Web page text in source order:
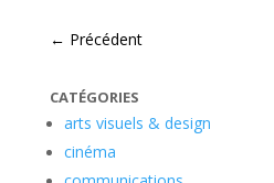
← Précédent
CATÉGORIES
arts visuels & design
cinéma